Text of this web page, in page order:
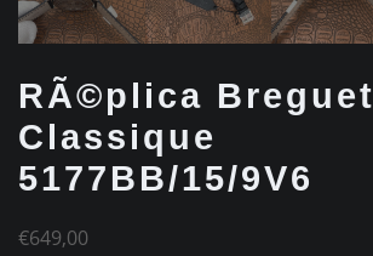
RÃ©plica Breguet
Classique
5177BB/15/9V6
€649,00